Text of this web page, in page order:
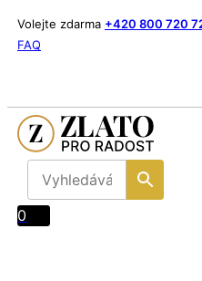
Volejte zdarma +420 800 720
FAQ
0